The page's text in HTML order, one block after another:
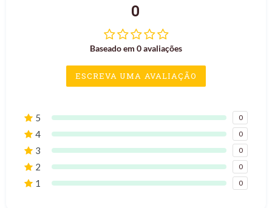
0
Baseado em 0 avaliações
ESCREVA UMA AVALIAÇÃO
5 0
4 0
3 0
2 0
1 0